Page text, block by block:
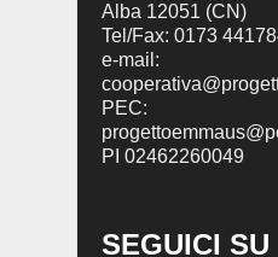
Alba 12051 (CN)
Tel/Fax: 0173
e-mail:
PEC:
PI 02462260049
SEGUICI SU